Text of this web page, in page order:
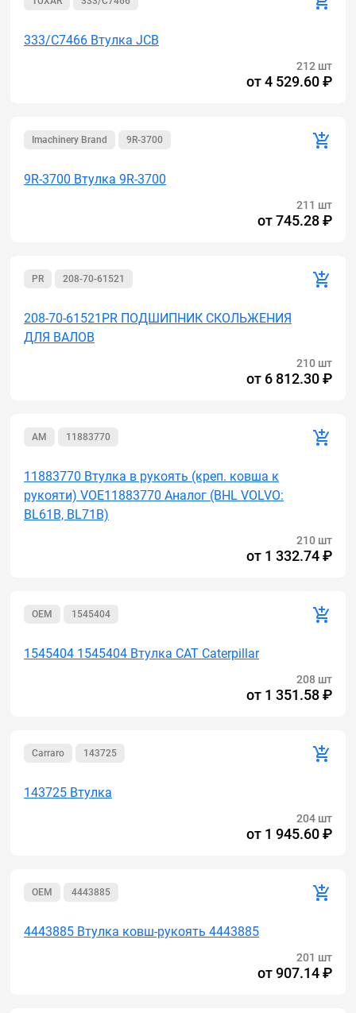
333/C7466 Втулка JCB
212 шт
от4 529.60 ₽
Imachinery Brand 9R-3700
9R-3700 Втулка 9R-3700
211 шт
от745.28 ₽
PR 208-70-61521
208-70-61521PR ПОДШИПНИК СКОЛЬЖЕНИЯ
ДЛЯ ВАЛОВ
210 шт
от 6 812.30 ₽
AM 11883770
11883770 Втулка в рукоять (креп. ковша к
рукояти) VOE11883770 Аналог (BHL VOLVO:
BL61B, BL71B)
210 шт
от 1 332.74 ₽
OEM 1545404
1545404 1545404 Втулка CAT Caterpillar
208 шт
от 1 351.58 ₽
Carraro 143725
143725 Втулка
204 шт
от 1 945.60 ₽
OEM 4443885
4443885 Втулка ковш-рукоять 4443885
201 шт
от907.14 ₽